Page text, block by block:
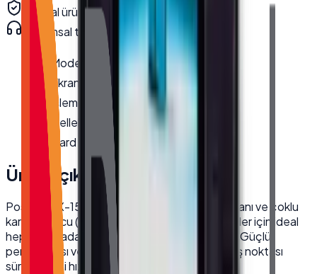
Orijinal ürün · garanti
Kurumsal teknik destek
· 0850 550 15 15
Model
TX-1560M
Ekran Boyutu
İşlemci
J6412
Bellek
8 GB DDR4
Hard Disk
256 GB SSD
Ürün Açıklaması
PosTürk TX-1560M, entegre 10.1" müşteri ekranı ve çoklu
kart okuyucu (FINGER/MSR/RFID) ile işletmeler için ideal
hepsi bir arada dokunmatik POS bilgisayardır. Güçlü
performansı ve kullanıcı dostu tasarımıyla satış noktası
süreçlerinizi hızlandırır.